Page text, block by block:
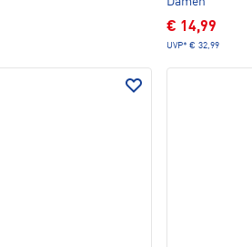
€ 14,99
UVP* € 32,99